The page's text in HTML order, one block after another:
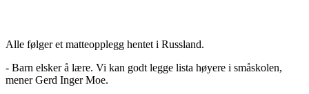
Alle følger et matteopplegg hentet i Russland.
- Barn elsker å lære. Vi kan godt legge lista høyere i småskolen,
mener Gerd Inger Moe.